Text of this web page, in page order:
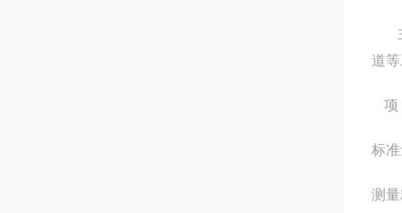
主
道
项
标
测